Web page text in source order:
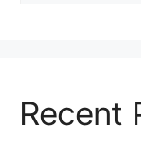
Recent